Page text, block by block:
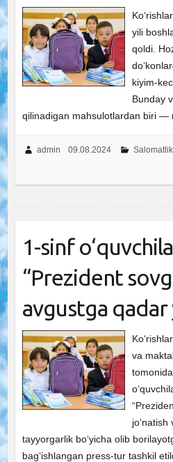
yili
qoldi.
kiyim-
Bunday
qilinadigan mahsulotlardan biri —
admin 09.08.2024 Salomatlik
1-sinf
“Prezident
avgustga
va
jo‘natish
tayyorgarlik bo‘yicha olib
bag‘ishlangan press-tur tashkil